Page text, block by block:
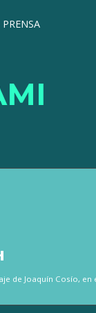
PRENSA
de Joaquín Cosío,